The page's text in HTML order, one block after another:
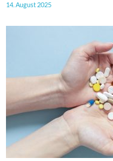
14. August 2025